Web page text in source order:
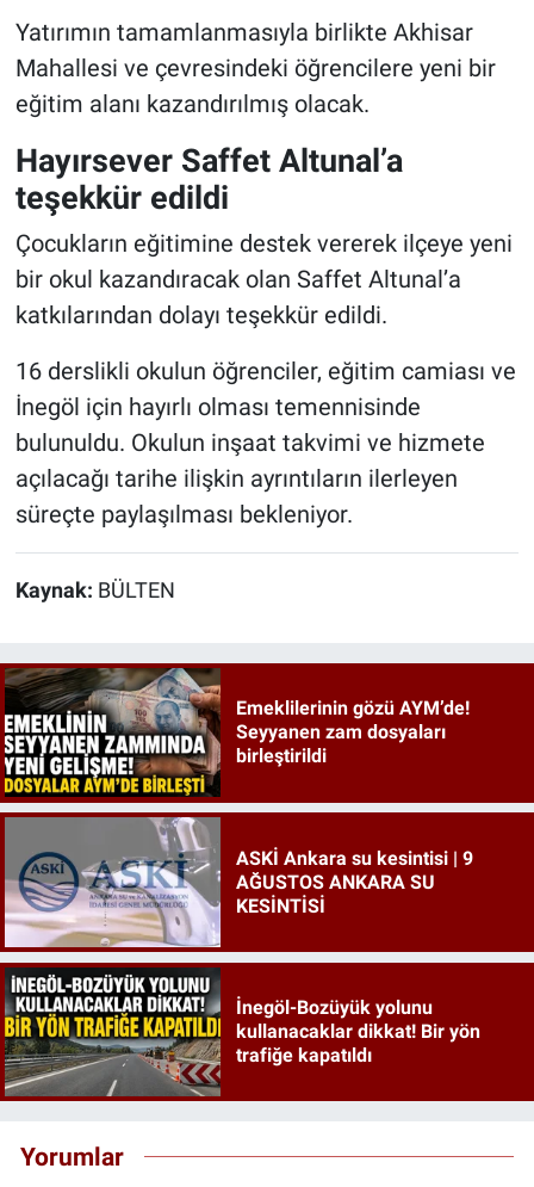
Yatırımın tamamlanmasıyla birlikte Akhisar
Mahallesi ve çevresindeki öğrencilere yeni bir
eğitim alanı kazandırılmış olacak.
Hayırsever Saffet Altunal’a
teşekkür edildi
Çocukların eğitimine destek vererek ilçeye yeni
bir okul kazandıracak olan Saffet Altunal’a
katkılarından dolayı teşekkür edildi.
16 derslikli okulun öğrenciler, eğitim camiası ve
İnegöl için hayırlı olması temennisinde
bulunuldu. Okulun inşaat takvimi ve hizmete
açılacağı tarihe ilişkin ayrıntıların ilerleyen
süreçte paylaşılması bekleniyor.
Kaynak: BÜLTEN
Emeklilerinin gözü AYM’de!
Seyyanen zam dosyaları
birleştirildi
ASKİ Ankara su kesintisi | 9
AĞUSTOS ANKARA SU
KESİNTİSİ
İnegöl-Bozüyük yolunu
kullanacaklar dikkat! Bir yön
trafiğe kapatıldı
Yorumlar